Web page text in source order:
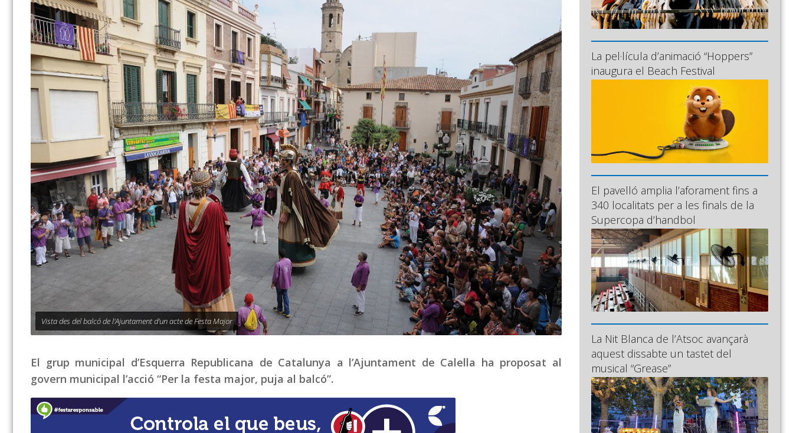
Vista des del balcó de l'Ajuntament d'un acte de Festa Major
El grup municipal d’Esquerra Republicana de Catalunya a l’Ajuntament de Calella ha proposat al
govern municipal l’acció “Per la festa major, puja al balcó”.
La pel·lícula d’animació “Hoppers”
inaugura el Beach Festival
El pavelló amplia l’aforament fins a
340 localitats per a les finals de la
Supercopa d’handbol
La Nit Blanca de l’Atsoc avançarà
aquest dissabte un tastet del
musical “Grease”